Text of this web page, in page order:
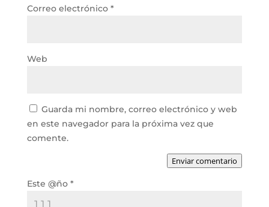
Correo electrónico *
Web
Guarda mi nombre, correo electrónico y web
en este navegador para la próxima vez que
comente.
Enviar comentario
Este @ño *